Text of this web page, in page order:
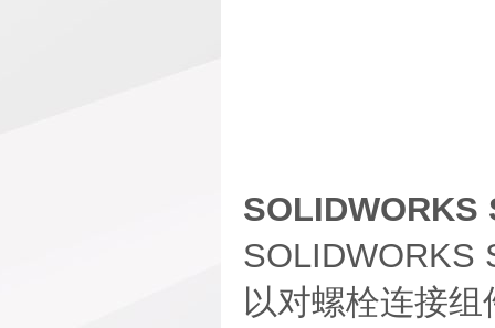
SOLIDWORKS
以对螺栓连接